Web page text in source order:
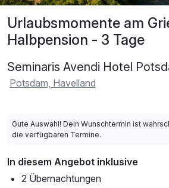
Urlaubsmomente am
Halbpension - 3 Tage
Seminaris Avendi Hotel
Potsdam, Havelland
Gute Auswahl! Dein Wunschtermin ist
die verfügbaren Termine.
In diesem Angebot inklusive
2 Übernachtungen